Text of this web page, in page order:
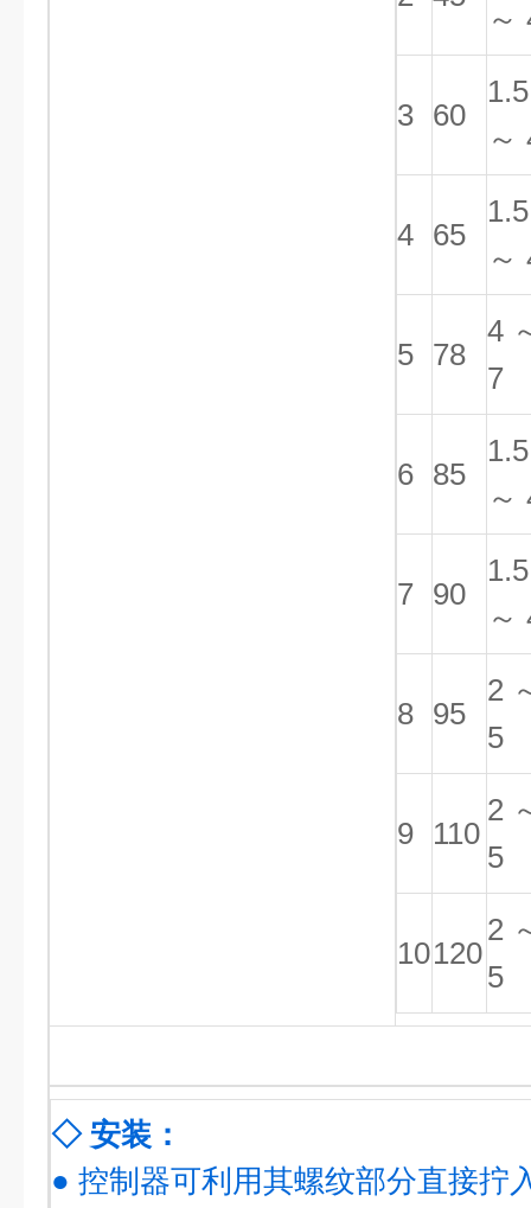
～
3 60
1.5
～
4 65
1.5
～
5 78
4
7
6 85
1.5
～
7 90
1.5
～
8 95
2
5
9 110
2
5
10120
2
5
◇ 安装：
● 控制器可利用其螺纹部分直接拧